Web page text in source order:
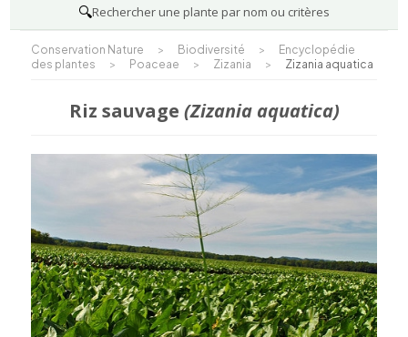
🔍Rechercher une plante par nom ou critères
Conservation Nature > Biodiversité >
Encyclopédie
des plantes
> Poaceae > Zizania > Zizania aquatica
Riz sauvage (Zizania aquatica)